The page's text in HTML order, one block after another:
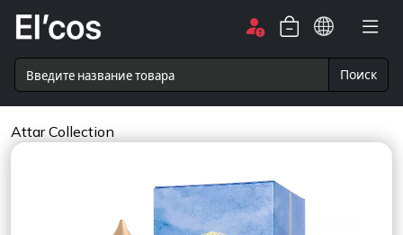
Поиск
Attar Collection